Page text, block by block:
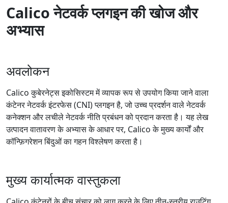
Calico नेटवर्क प्लगइन की खोज और
अभ्यास
अवलोकन
Calico कुबेरनेट्स इकोसिस्टम में व्यापक रूप से उपयोग किया जाने वाला
कंटेनर नेटवर्क इंटरफेस (CNI) प्लगइन है, जो उच्च प्रदर्शन वाले नेटवर्क
कनेक्शन और लचीले नेटवर्क नीति प्रबंधन को प्रदान करता है। यह लेख
उत्पादन वातावरण के अभ्यास के आधार पर, Calico के मुख्य कार्यों और
कॉन्फ़िगरेशन बिंदुओं का गहन विश्लेषण करता है।
मुख्य कार्यात्मक वास्तुकला